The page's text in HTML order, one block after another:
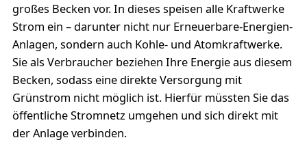
großes Becken vor. In dieses speisen alle Kraftwerke
Strom ein – darunter nicht nur Erneuerbare-Energien-
Anlagen, sondern auch Kohle- und Atomkraftwerke.
Sie als Verbraucher beziehen Ihre Energie aus diesem
Becken, sodass eine direkte Versorgung mit
Grünstrom nicht möglich ist. Hierfür müssten Sie das
öffentliche Stromnetz umgehen und sich direkt mit
der Anlage verbinden.